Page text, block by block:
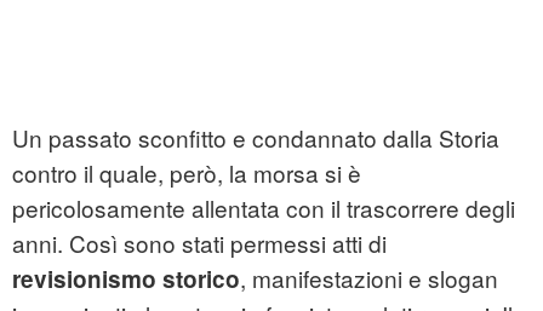
Un passato sconfitto e condannato dalla Storia
contro il quale, però, la morsa si è
pericolosamente allentata con il trascorrere degli
anni. Così sono stati permessi atti di
revisionismo storico, manifestazioni e slogan